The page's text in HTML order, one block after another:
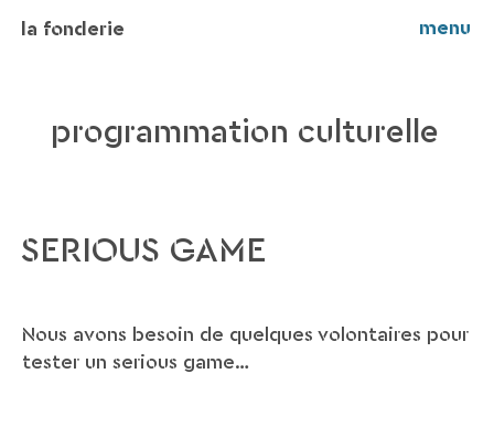
la fonderie menu
programmation culturelle
SERIOUS GAME
Nous avons besoin de quelques volontaires pour
tester un serious game…